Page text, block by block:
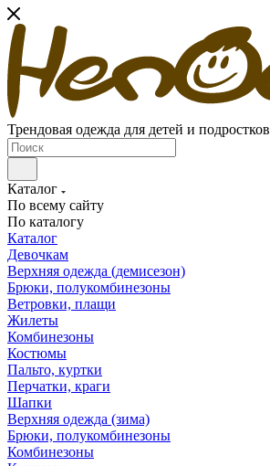
Трендовая одежда для детей и подростков
Каталог
По всему сайту
По каталогу
Каталог
Девочкам
Верхняя одежда (демисезон)
Брюки, полукомбинезоны
Ветровки, плащи
Жилеты
Комбинезоны
Костюмы
Пальто, куртки
Перчатки, краги
Шапки
Верхняя одежда (зима)
Брюки, полукомбинезоны
Комбинезоны